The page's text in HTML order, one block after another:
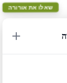
שאלו את אורורה